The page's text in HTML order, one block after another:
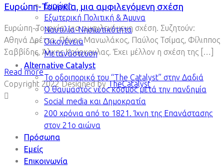
Ευρώπη
Εξωτερική Πολιτική & Άμυνα
Ναυτιλία-Νησιωτικότητα
Οικογένεια
Μετανάστευση
Alternative Catalyst
To οδοιπορικό του “The Catalyst” στην Δαδιά
Ο θαυμαστός νέος κόσμος μετά την πανδημία
Social media και Δημοκρατία
200 χρόνια από το 1821. Ίχνη της Επανάστασης
στον 21ο αιώνα
Πρόσωπα
Εμείς
Επικοινωνία
Ευρώπη-Τουρκία, μια αμφιλεγόμενη σχέση
Ευρώπη-Τουρκία, μια αμφιλεγόμενη σχέση. Συζητούν:
Αθηνά Δρέττα, Πάνος Μανωλάκος, Παύλος Τσίμας, Φίλιππος
Σαββίδης, Άλκης Κούρκουλας. Έχει μέλλον η σχέση της […]
Read more
Copyright 2022 Designed byTheCatalyst